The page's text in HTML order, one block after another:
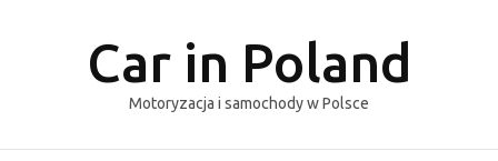
Car in Poland
Motoryzacja i samochody w Polsce